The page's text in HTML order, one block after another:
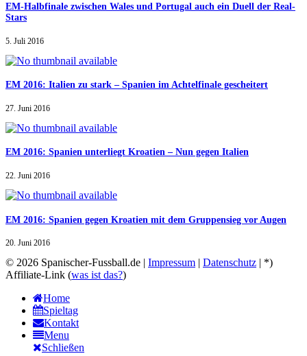
EM-Halbfinale zwischen Wales und Portugal auch ein Duell der Real-
Stars
5. Juli 2016
EM 2016: Italien zu stark – Spanien im Achtelfinale gescheitert
27. Juni 2016
EM 2016: Spanien unterliegt Kroatien – Nun gegen Italien
22. Juni 2016
EM 2016: Spanien gegen Kroatien mit dem Gruppensieg vor Augen
20. Juni 2016
© 2026 Spanischer-Fussball.de | Impressum | Datenschutz | *)
Affiliate-Link (was ist das?)
Home
Spieltag
Kontakt
Menu
Schließen